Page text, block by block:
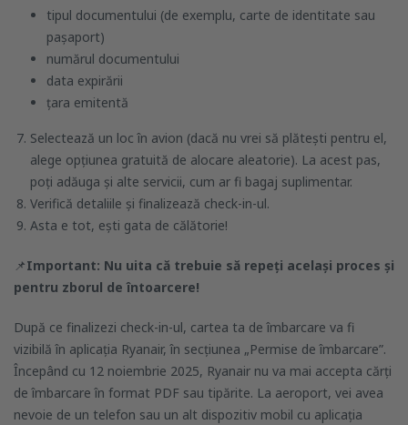
tipul documentului (de exemplu, carte de identitate sau
pașaport)
numărul documentului
data expirării
țara emitentă
Selectează un loc în avion (dacă nu vrei să plătești pentru el,
alege opțiunea gratuită de alocare aleatorie). La acest pas,
poți adăuga și alte servicii, cum ar fi bagaj suplimentar.
Verifică detaliile și finalizează check-in-ul.
Asta e tot, ești gata de călătorie!
📌Important: Nu uita că trebuie să repeți același proces și
pentru zborul de întoarcere!
După ce finalizezi check-in-ul, cartea ta de îmbarcare va fi
vizibilă în aplicația Ryanair, în secțiunea „Permise de îmbarcare”.
Începând cu 12 noiembrie 2025, Ryanair nu va mai accepta cărți
de îmbarcare în format PDF sau tipărite. La aeroport, vei avea
nevoie de un telefon sau un alt dispozitiv mobil cu aplicația